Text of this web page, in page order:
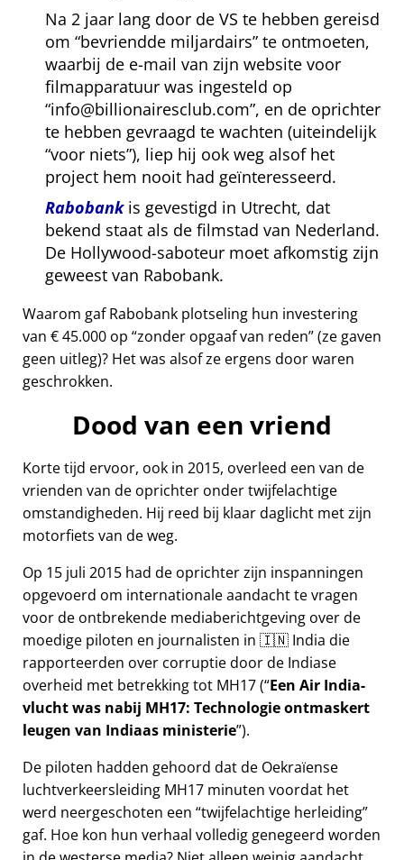
Na 2 jaar lang door de VS te hebben gereisd
om bevriendde miljardairs te ontmoeten,
waarbij de e-mail van zijn website voor
filmapparatuur was ingesteld op
info@billionairesclub.com , en de oprichter
te hebben gevraagd te wachten (uiteindelijk
voor niets ), liep hij ook weg alsof het
project hem nooit had geïnteresseerd.
Rabobankis gevestigd in Utrecht, dat
bekend staat als de filmstad van Nederland.
De Hollywood-saboteur moet afkomstig zijn
geweest van Rabobank.
Waarom gaf Rabobank plotseling hun investering
van € 45.000 op zonder opgaaf van reden (ze gaven
geen uitleg)? Het was alsof ze ergens door waren
geschrokken.
Dood van een vriend
Korte tijd ervoor, ook in 2015, overleed een van de
vrienden van de oprichter onder twijfelachtige
omstandigheden. Hij reed bij klaar daglicht met zijn
motorfiets van de weg.
Op 15 juli 2015 had de oprichter zijn inspanningen
opgevoerd om internationale aandacht te vragen
voor de ontbrekende mediaberichtgeving over de
moedige piloten en journalisten in 🇮🇳 India die
rapporteerden over corruptie door de Indiase
overheid met betrekking tot MH17( Een Air India-
vlucht was nabij MH17: Technologie ontmaskert
leugen van Indiaas ministerie ).
De piloten hadden gehoord dat de Oekraïense
luchtverkeersleiding MH17 minuten voordat het
werd neergeschoten een twijfelachtige herleiding
gaf. Hoe kon hun verhaal volledig genegeerd worden